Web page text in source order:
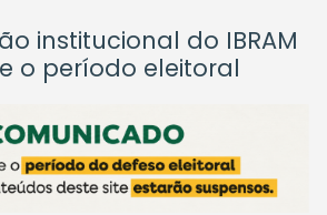
institucional do IBRAM
o período eleitoral